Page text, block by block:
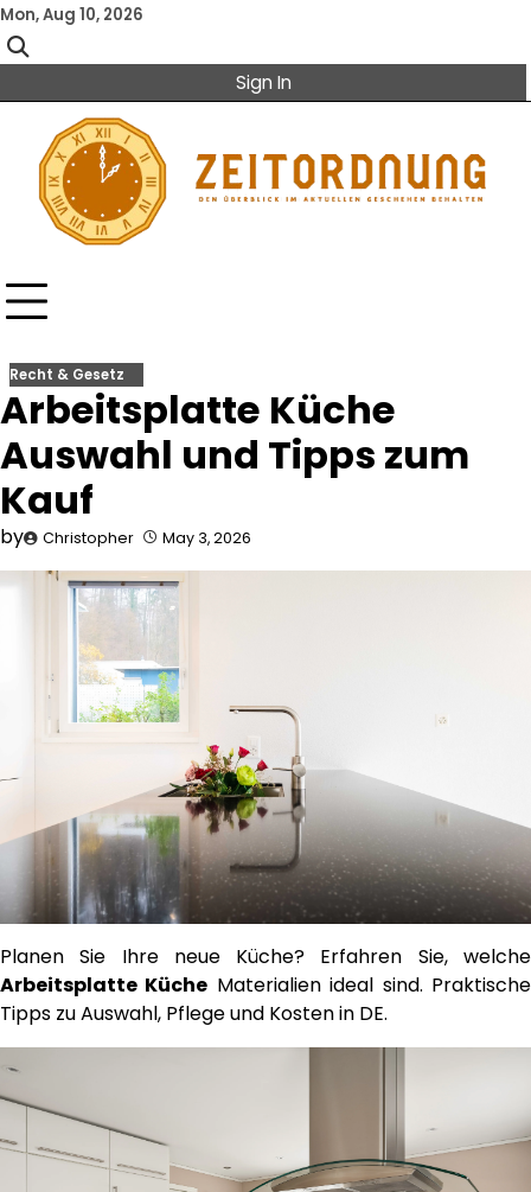
Skip
to
content
Mon, Aug 10, 2026
Sign In
Recht & Gesetz
Arbeitsplatte Küche
Auswahl und Tipps zum
Kauf
by Christopher May 3, 2026
Planen Sie Ihre neue Küche? Erfahren Sie, welche
Arbeitsplatte Küche Materialien ideal sind. Praktische
Tipps zu Auswahl, Pflege und Kosten in DE.